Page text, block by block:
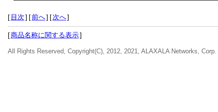
[ 目次] [前へ] [次へ]
[商品名称に関する表示]
All Rights Reserved, Copyright(C), 2012, 2021, ALAXALA Networks, Corp.